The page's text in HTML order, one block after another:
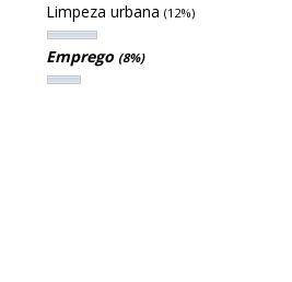
Limpeza urbana (12%)
Emprego (8%)